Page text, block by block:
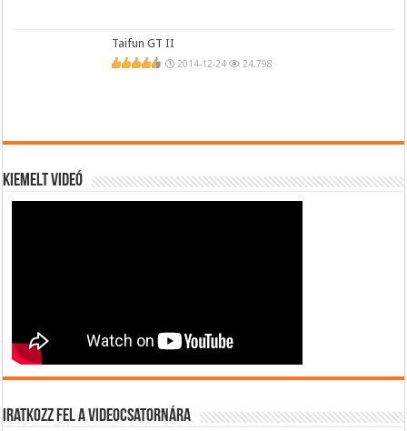
Taifun GT II
2014-12-24 24,798
Kiemelt videó
Iratkozz fel a videocsatornára